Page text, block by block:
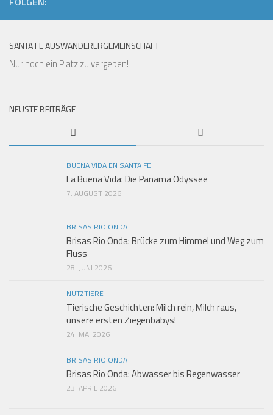
SANTA FE AUSWANDERERGEMEINSCHAFT
Nur noch ein Platz zu vergeben!
NEUSTE BEITRÄGE
BUENA VIDA EN SANTA FE
La Buena Vida: Die Panama Odyssee
7. AUGUST 2026
BRISAS RIO ONDA
Brisas Rio Onda: Brücke zum Himmel und Weg zum
Fluss
28. JUNI 2026
NUTZTIERE
Tierische Geschichten: Milch rein, Milch raus,
unsere ersten Ziegenbabys!
24. MAI 2026
BRISAS RIO ONDA
Brisas Rio Onda: Abwasser bis Regenwasser
23. APRIL 2026